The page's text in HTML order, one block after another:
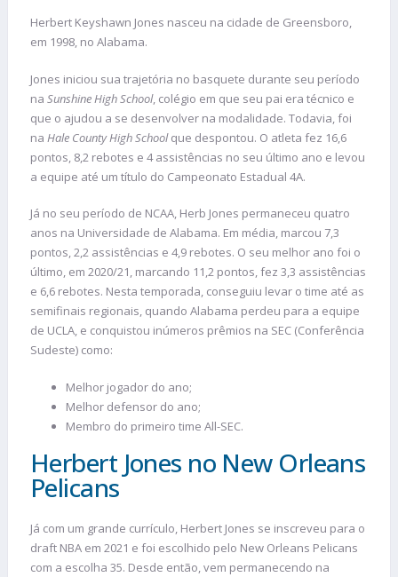
Herbert Keyshawn Jones nasceu na cidade de Greensboro,
em 1998, no Alabama.
Jones iniciou sua trajetória no basquete durante seu período
na Sunshine High School, colégio em que seu pai era técnico e
que o ajudou a se desenvolver na modalidade. Todavia, foi
na Hale County High Schoolque despontou. O atleta fez 16,6
pontos, 8,2 rebotes e 4 assistências no seu último ano e levou
a equipe até um título do Campeonato Estadual 4A.
Já no seu período de NCAA, Herb Jones permaneceu quatro
anos na Universidade de Alabama. Em média, marcou 7,3
pontos, 2,2 assistências e 4,9 rebotes. O seu melhor ano foi o
último, em 2020/21, marcando 11,2 pontos, fez 3,3 assistências
e 6,6 rebotes. Nesta temporada, conseguiu levar o time até as
semifinais regionais, quando Alabama perdeu para a equipe
de UCLA, e conquistou inúmeros prêmios na SEC (Conferência
Sudeste) como:
Melhor jogador do ano;
Melhor defensor do ano;
Membro do primeiro time All-SEC.
Herbert Jones no New Orleans
Pelicans
Já com um grande currículo, Herbert Jones se inscreveu para o
draft NBA em 2021 e foi escolhido pelo New Orleans Pelicans
com a escolha 35. Desde então, vem permanecendo na